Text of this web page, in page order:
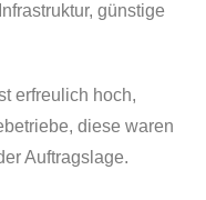
günstige
erfreulich hoch,
diese waren
Auftragslage.